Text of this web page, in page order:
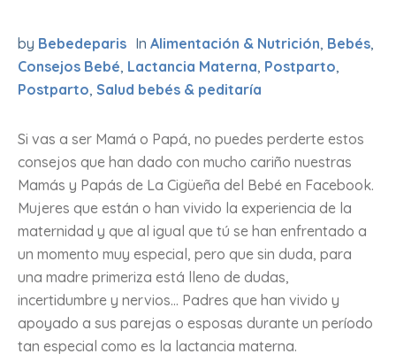
by Bebedeparis In Alimentación & Nutrición, Bebés,
Consejos Bebé, Lactancia Materna, Postparto,
Postparto, Salud bebés & peditaría
Si vas a ser Mamá o Papá, no puedes perderte estos
consejos que han dado con mucho cariño nuestras
Mamás y Papás de La Cigüeña del Bebé en Facebook.
Mujeres que están o han vivido la experiencia de la
maternidad y que al igual que tú se han enfrentado a
un momento muy especial, pero que sin duda, para
una madre primeriza está lleno de dudas,
incertidumbre y nervios... Padres que han vivido y
apoyado a sus parejas o esposas durante un período
tan especial como es la lactancia materna.